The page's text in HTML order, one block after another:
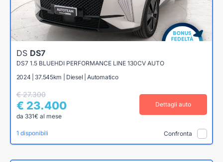
DS DS7
DS7 1.5 BLUEHDI PERFORMANCE LINE 130CV AUTO
2024 | 37.545km | Diesel | Automatico
€ 27.300
€ 23.400
da 331€ al mese
Dettagli auto
1 disponibili Confronta